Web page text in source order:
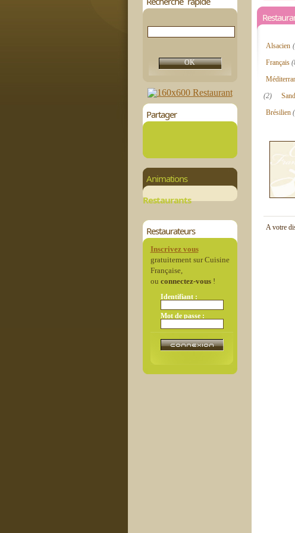
Partager
Animations
Restaurants
Restaurateurs
Inscrivez vous
gratuitement sur Cuisine
Française,
ou connectez-vous!
Identifiant :
Mot de passe :
Alsacien
Français
(2)
Brésilien
A votre